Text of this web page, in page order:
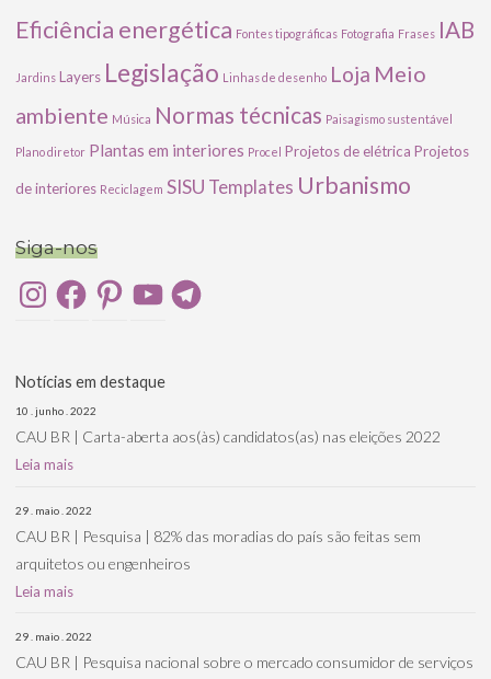
Eficiência energética Fontes tipográficas Fotografia Frases IAB
Jardins Layers Legislação Linhas de desenho Loja Meio
ambiente Música Normas técnicas Paisagismo sustentável
Plano diretor Plantas em interiores Procel Projetos de elétrica Projetos
de interiores Reciclagem SISU Templates Urbanismo
Siga-nos
InstagramFacebookPinterestYouTubeTelegram
Notícias em destaque
10 . junho . 2022
CAU BR | Carta-aberta aos(às) candidatos(as) nas eleições 2022
Leia mais
29 . maio . 2022
CAU BR | Pesquisa | 82% das moradias do país são feitas sem
arquitetos ou engenheiros
Leia mais
29 . maio . 2022
CAU BR | Pesquisa nacional sobre o mercado consumidor de serviços